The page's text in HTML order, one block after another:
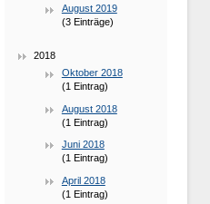
August 2019
(3 Einträge)
2018
Oktober 2018
(1 Eintrag)
August 2018
(1 Eintrag)
Juni 2018
(1 Eintrag)
April 2018
(1 Eintrag)